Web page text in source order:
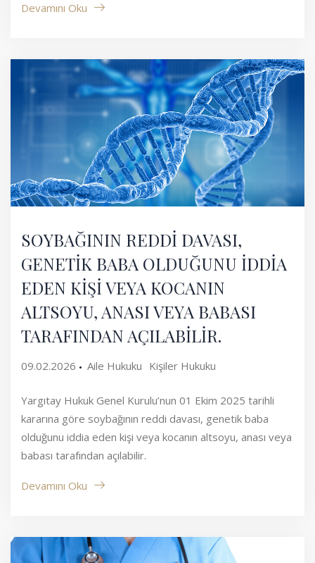
Devamını Oku
SOYBAĞININ REDDİ DAVASI,
GENETİK BABA OLDUĞUNU İDDİA
EDEN KİŞİ VEYA KOCANIN
ALTSOYU, ANASI VEYA BABASI
TARAFINDAN AÇILABİLİR.
09.02.2026 Aile Hukuku Kişiler Hukuku
Yargıtay Hukuk Genel Kurulu’nun 01 Ekim 2025 tarihli
kararına göre soybağının reddi davası, genetik baba
olduğunu iddia eden kişi veya kocanın altsoyu, anası veya
babası tarafından açılabilir.
Devamını Oku